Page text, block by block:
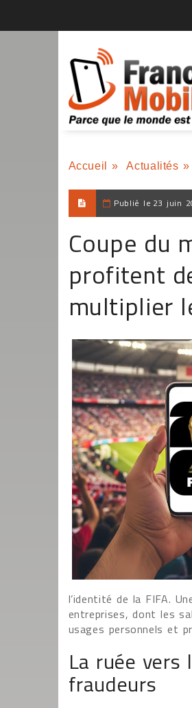
Accueil » Actualités »
Publié le 23 juin
Coupe du
profitent
multiplier
l’identité de la FIFA.
entreprises, dont les
usages personnels et
La ruée
fraudeurs